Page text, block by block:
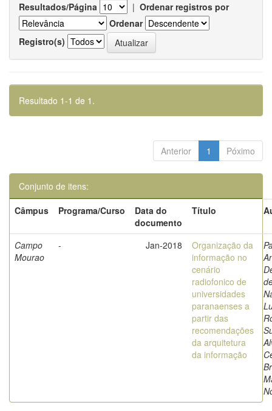
Resultados/Página | Ordenar registros por
Ordenar
Registro(s)
Resultado 1-1 de 1.
Anterior 1 Póximo
Conjunto de itens:
Câmpus
Programa/Curso
Data do
documento
Título
Campo
Mourao
- Jan-2018
Organização da
informação no
cenário
radiofonico de
universidades
paranaenses a
partir das
recomendações
da arquitetura
da informação